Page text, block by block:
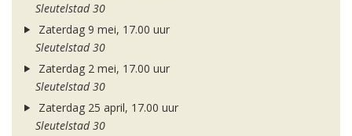
Sleutelstad 30
Zaterdag 9 mei, 17.00 uur
Sleutelstad 30
Zaterdag 2 mei, 17.00 uur
Sleutelstad 30
Zaterdag 25 april, 17.00 uur
Sleutelstad 30